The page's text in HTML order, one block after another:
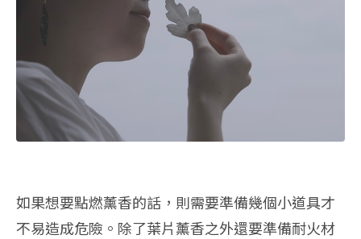
如果想要點燃薰香的話，則需要準備幾個小道具才
不易造成危險。除了葉片薰香之外還要準備耐火材